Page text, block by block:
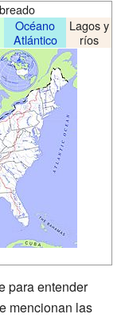
Océano
Atlántico
Lagos y
ríos
para entender
mencionan las